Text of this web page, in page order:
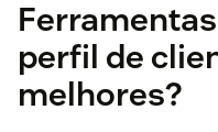
perfil de
melhores?